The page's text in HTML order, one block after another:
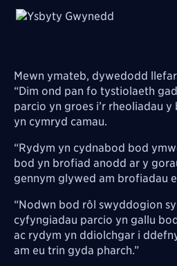
Image
Mewn ymateb, dywedodd
“Dim ond pan fo tystiolaeth
parcio yn groes i’r rheoliadau
yn cymryd camau.
“Rydym yn cydnabod bod
bod yn brofiad anodd ar y
gennym glywed am brofiadau
“Nodwn bod rôl swyddogion
cyfyngiadau parcio yn gallu
ac rydym yn ddiolchgar i
am eu trin gyda pharch.”